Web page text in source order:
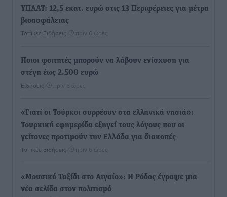
ΥΠΑΑΤ: 12,5 εκατ. ευρώ στις 13 Περιφέρειες για μέτρα
βιοασφάλειας
Τοπικές Ειδήσεις πριν 6 ώρες
Ποιοι φοιτητές μπορούν να λάβουν ενίσχυση για
στέγη έως 2.500 ευρώ
Ειδήσεις πριν 6 ώρες
«Γιατί οι Τούρκοι συρρέουν στα ελληνικά νησιά»:
Τουρκική εφημερίδα εξηγεί τους λόγους που οι
γείτονες προτιμούν την Ελλάδα για διακοπές
Τοπικές Ειδήσεις πριν 6 ώρες
«Μουσικό Ταξίδι στο Αιγαίο»: Η Ρόδος έγραψε μια
νέα σελίδα στον πολιτισμό